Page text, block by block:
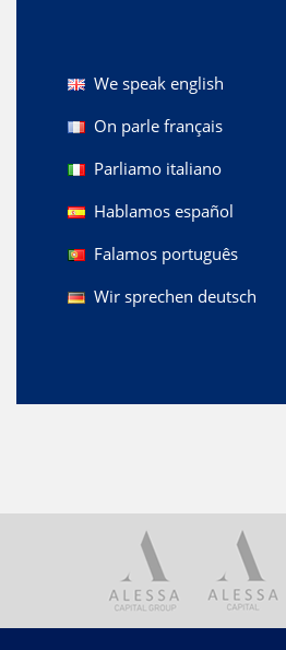
We speak english
On parle français
Parliamo italiano
Hablamos español
Falamos português
Wir sprechen deutsch